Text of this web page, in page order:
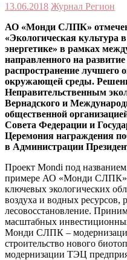
13.06.2018 Журнал Регион
АО «Монди СЛПК»
«Экологическая
энергетике» в рамках
направленного на
распространение лучшего
окружающей среды.
Неправительственным
Вернадского и
общественной
Совета Федерации и
Церемония награждения
в Администрации
Проект Mondi под
примере АО «Монди СЛПК»
ключевых экологических
воздуха и водных ресурсов,
лесовосстановление.
масштабных
Монди СЛПК –
строительство нового
модернизации ТЭЦ